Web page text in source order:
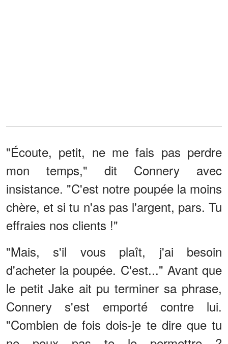
"Écoute, petit, ne me fais pas perdre
mon temps," dit Connery avec
insistance. "C'est notre poupée la moins
chère, et si tu n'as pas l'argent, pars. Tu
effraies nos clients !"
"Mais, s'il vous plaît, j'ai besoin
d'acheter la poupée. C'est..." Avant que
le petit Jake ait pu terminer sa phrase,
Connery s'est emporté contre lui.
"Combien de fois dois-je te dire que tu